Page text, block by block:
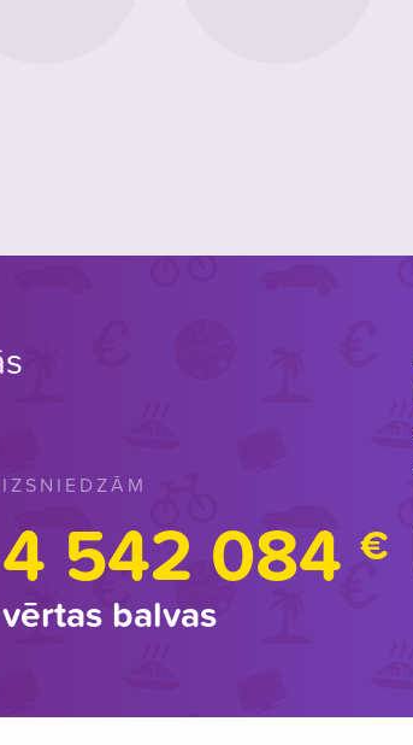
IZSNIEDZĀM
4 542 084 €
vērtas balvas